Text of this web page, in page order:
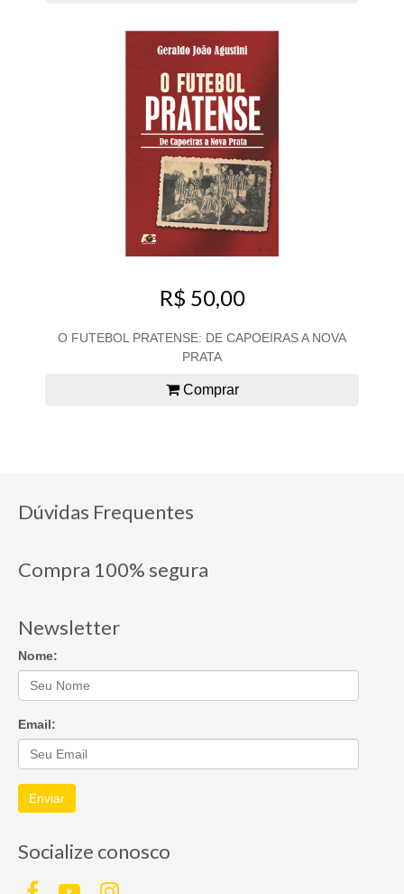
R$ 50,00
O FUTEBOL PRATENSE: DE CAPOEIRAS A NOVA
PRATA
Comprar
Dúvidas Frequentes
Compra 100% segura
Newsletter
Nome:
Email:
Enviar
Socialize conosco